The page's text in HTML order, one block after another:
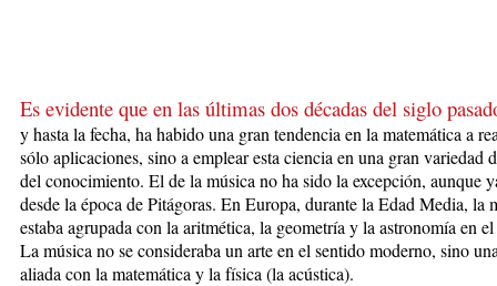
Es evidente que en las últimas dos décadas del siglo
y hasta la fecha, ha habido una gran tendencia en la matemática a
sólo aplicaciones, sino a emplear esta ciencia en una gran variedad
del conocimiento. El de la música no ha sido la excepción, aunque
desde la época dePitágoras. En Europa, durante la Edad Media, la
estaba agrupada con la aritmética, la geometría y la astronomía en
La música no se consideraba un arte en el sentido moderno, sino
aliada con la matemática y la física (la acústica).